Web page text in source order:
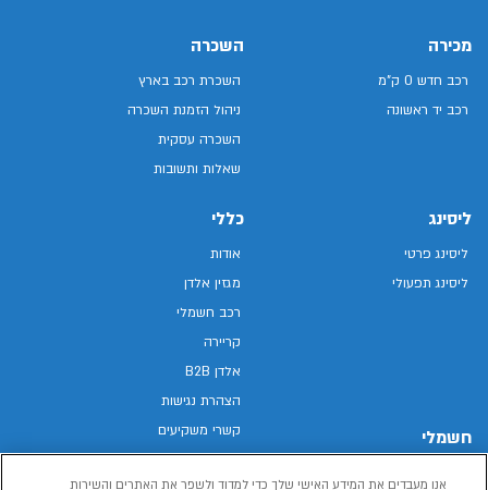
מכירה
רכב חדש 0 ק"מ
רכב יד ראשונה
השכרה
השכרת רכב בארץ
ניהול הזמנת השכרה
השכרה עסקית
שאלות ותשובות
ליסינג
ליסינג פרטי
ליסינג תפעולי
חשמלי
כללי
אודות
מגזין אלדן
רכב חשמלי
קריירה
אלדן B2B
הצהרת נגישות
קשרי משקיעים
מפת האתר
אנו מעבדים את המידע האישי שלך כדי למדוד ולשפר את האתרים והשירות